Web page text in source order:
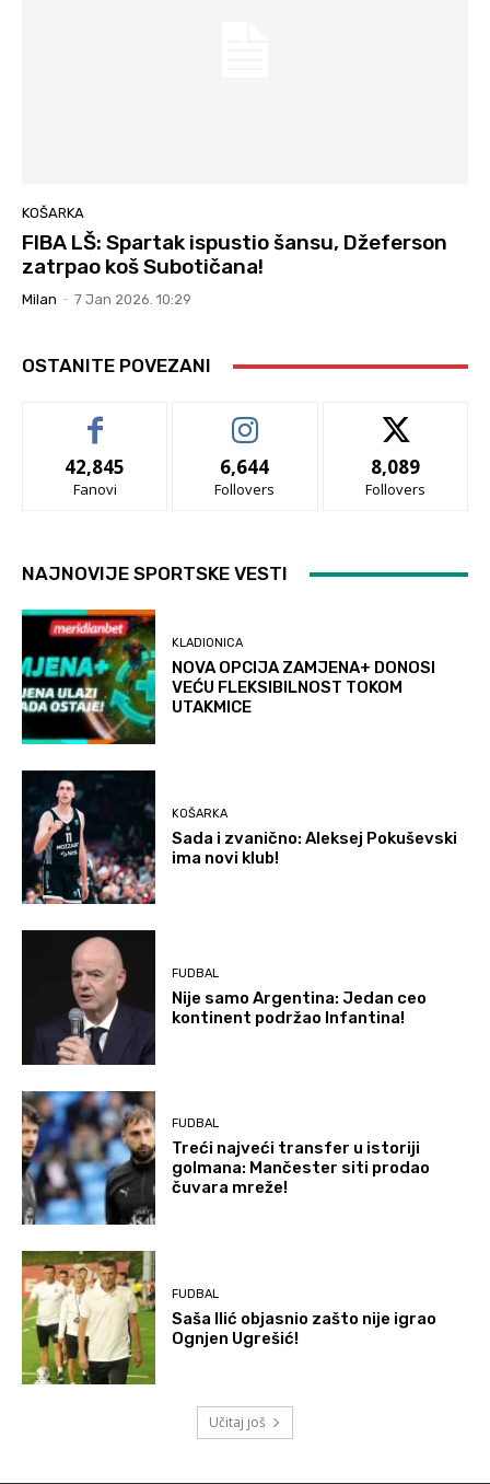
KOŠARKA
FIBA LŠ: Spartak ispustio šansu, Džeferson
zatrpao koš Subotičana!
Milan - 7 Jan 2026. 10:29
OSTANITE POVEZANI
42,845
Fanovi
6,644
Follovers
8,089
Follovers
NAJNOVIJE SPORTSKE VESTI
KLADIONICA
NOVA OPCIJA ZAMJENA+ DONOSI
VEĆU FLEKSIBILNOST TOKOM
UTAKMICE
KOŠARKA
Sada i zvanično: Aleksej Pokuševski
ima novi klub!
FUDBAL
Nije samo Argentina: Jedan ceo
kontinent podržao Infantina!
FUDBAL
Treći najveći transfer u istoriji
golmana: Mančester siti prodao
čuvara mreže!
FUDBAL
Saša Ilić objasnio zašto nije igrao
Ognjen Ugrešić!
Učitaj još